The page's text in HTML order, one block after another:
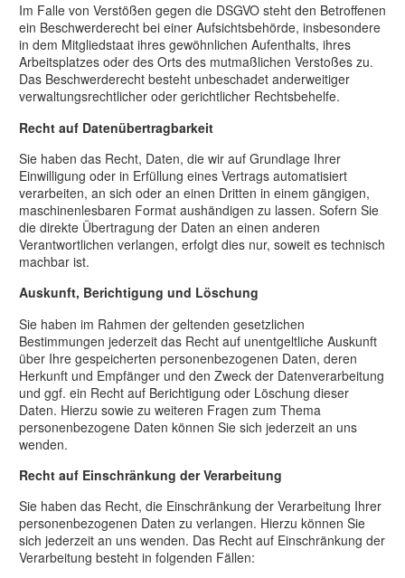
Im Falle von Verstößen gegen die DSGVO steht den Betroffenen
ein Beschwerderecht bei einer Aufsichtsbehörde, insbesondere
in dem Mitgliedstaat ihres gewöhnlichen Aufenthalts, ihres
Arbeitsplatzes oder des Orts des mutmaßlichen Verstoßes zu.
Das Beschwerderecht besteht unbeschadet anderweitiger
verwaltungsrechtlicher oder gerichtlicher Rechtsbehelfe.
Recht auf Daten­übertrag­barkeit
Sie haben das Recht, Daten, die wir auf Grundlage Ihrer
Einwilligung oder in Erfüllung eines Vertrags automatisiert
verarbeiten, an sich oder an einen Dritten in einem gängigen,
maschinenlesbaren Format aushändigen zu lassen. Sofern Sie
die direkte Übertragung der Daten an einen anderen
Verantwortlichen verlangen, erfolgt dies nur, soweit es technisch
machbar ist.
Auskunft, Berichtigung und Löschung
Sie haben im Rahmen der geltenden gesetzlichen
Bestimmungen jederzeit das Recht auf unentgeltliche Auskunft
über Ihre gespeicherten personenbezogenen Daten, deren
Herkunft und Empfänger und den Zweck der Datenverarbeitung
und ggf. ein Recht auf Berichtigung oder Löschung dieser
Daten. Hierzu sowie zu weiteren Fragen zum Thema
personenbezogene Daten können Sie sich jederzeit an uns
wenden.
Recht auf Einschränkung der Verarbeitung
Sie haben das Recht, die Einschränkung der Verarbeitung Ihrer
personenbezogenen Daten zu verlangen. Hierzu können Sie
sich jederzeit an uns wenden. Das Recht auf Einschränkung der
Verarbeitung besteht in folgenden Fällen: